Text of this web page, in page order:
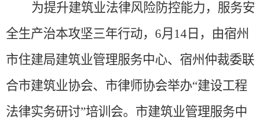
为提升建筑业法律风险防控能力，服务安
全生产治本攻坚三年行动， 6月14日，由宿州
市住建局建筑业管理服务中心、宿州仲裁委联
合市建筑业协会、市律师协会举办“建设工程
法律实务研讨”培训会。市建筑业管理服务中